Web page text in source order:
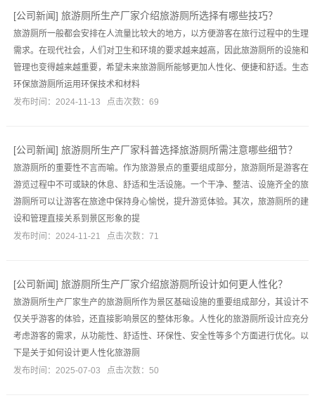
[公司新闻] 旅游厕所生产厂家介绍旅游厕所选择有哪些技巧？
旅游厕所一般都会安排在人流量比较大的地方，以方便游客在旅行过程中的生理
需求。在现代社会，人们对卫生和环境的要求越来越高，因此旅游厕所的设施和
管理也变得越来越重要，希望未来旅游厕所能够更加人性化、便捷和舒适。生态
环保旅游厕所运用环保技术和材料
发布时间：2024-11-13 点击次数：69
[公司新闻] 旅游厕所生产厂家科普选择旅游厕所需注意哪些细节？
旅游厕所的重要性不言而喻。作为旅游景点的重要组成部分，旅游厕所是游客在
游览过程中不可或缺的休息、舒适和生活设施。一个干净、整洁、设施齐全的旅
游厕所可以让游客在旅途中保持身心愉悦，提升游览体验。其次，旅游厕所的建
设和管理直接关系到景区形象的提
发布时间：2024-11-21 点击次数：71
[公司新闻] 旅游厕所生产厂家介绍旅游厕所设计如何更人性化？
旅游厕所生产厂家生产的旅游厕所作为景区基础设施的重要组成部分，其设计不
仅关乎游客的体验，还直接影响景区的整体形象。人性化的旅游厕所设计应充分
考虑游客的需求，从功能性、舒适性、环保性、安全性等多个方面进行优化。以
下是关于如何设计更人性化旅游厕
发布时间：2025-07-03 点击次数：50